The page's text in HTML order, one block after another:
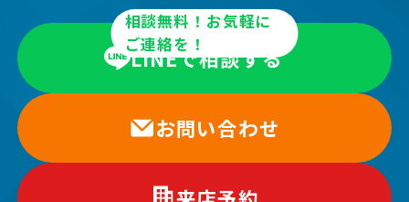
相談無料！お気軽に
ご連絡を！
LINEで相談する
お問い合わせ